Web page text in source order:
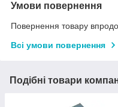
Умови повернення
Повернення товару
Всі умови повернення
Подібні товари